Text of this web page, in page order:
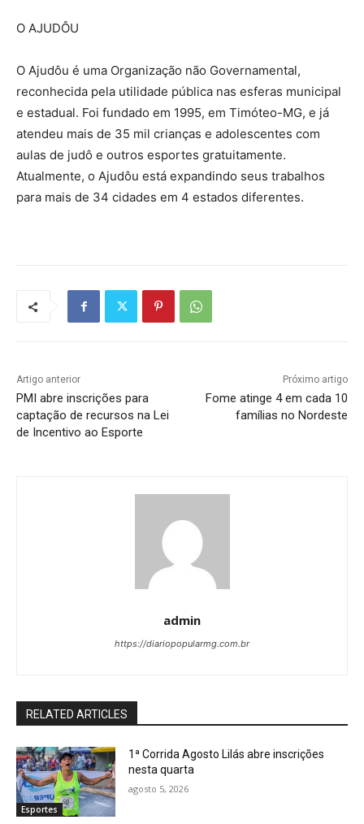
O AJUDÔU
O Ajudôu é uma Organização não Governamental,
reconhecida pela utilidade pública nas esferas municipal
e estadual. Foi fundado em 1995, em Timóteo-MG, e já
atendeu mais de 35 mil crianças e adolescentes com
aulas de judô e outros esportes gratuitamente.
Atualmente, o Ajudôu está expandindo seus trabalhos
para mais de 34 cidades em 4 estados diferentes.
Artigo anterior
PMI abre inscrições para
captação de recursos na Lei
de Incentivo ao Esporte
Próximo artigo
Fome atinge 4 em cada 10
famílias no Nordeste
admin
https://diariopopularmg.com.br
RELATED ARTICLES
Esportes
1ª Corrida Agosto Lilás abre inscrições
nesta quarta
agosto 5, 2026